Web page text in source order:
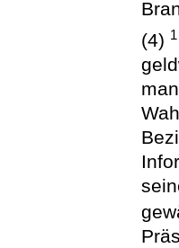
(4) 1